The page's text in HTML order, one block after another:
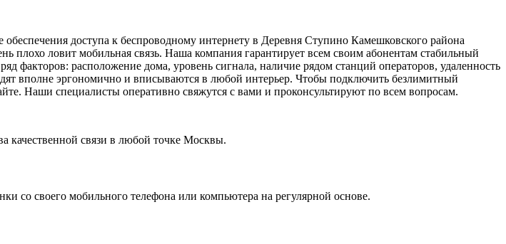
доступа к беспроводному интернету в Деревня Ступино Камешковского района
плохо ловит мобильная связь. Наша компания гарантирует всем своим абонентам стабильный
расположение дома, уровень сигнала, наличие рядом станций операторов, удаленность
вполне эргономично и вписываются в любой интерьер. Чтобы подключить безлимитный
Наши специалисты оперативно свяжутся с вами и проконсультируют по всем вопросам.
качественной связи в любой точке Москвы.
со своего мобильного телефона или компьютера на регулярной основе.